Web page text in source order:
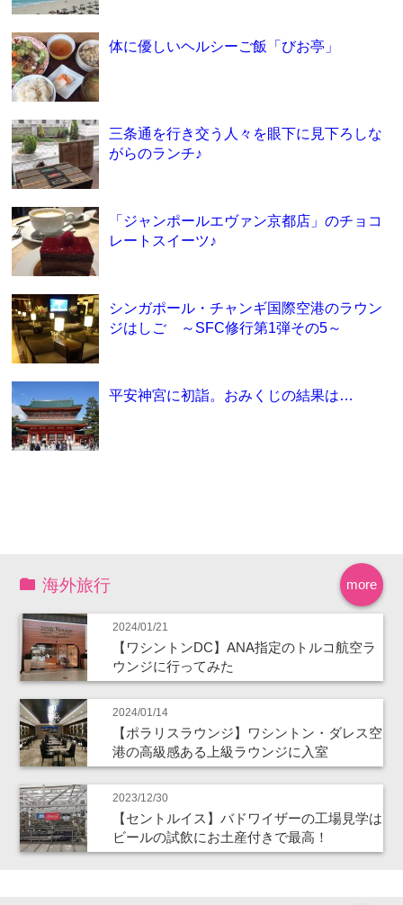
体に優しいヘルシーご飯「びお亭」
三条通を行き交う人々を眼下に見下ろしな
がらのランチ♪
「ジャンポールエヴァン京都店」のチョコ
レートスイーツ♪
シンガポール・チャンギ国際空港のラウン
ジはしご ～SFC修行第1弾その5～
平安神宮に初詣。おみくじの結果は…
more
海外旅行
2024/01/21
【ワシントンDC】ANA指定のトルコ航空ラ
ウンジに行ってみた
2024/01/14
【ポラリスラウンジ】ワシントン・ダレス空
港の高級感ある上級ラウンジに入室
2023/12/30
【セントルイス】バドワイザーの工場見学は
ビールの試飲にお土産付きで最高！